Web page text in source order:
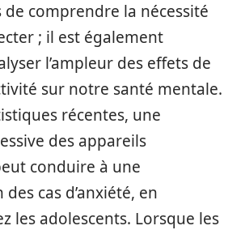
comprendre la nécessité
; il est également
l’ampleur des effets de
sur notre santé mentale.
récentes, une
des appareils
conduire à une
cas d’anxiété, en
les adolescents. Lorsque les